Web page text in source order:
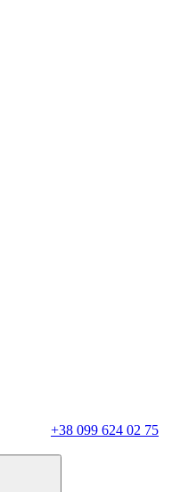
+38 099 624 02 75